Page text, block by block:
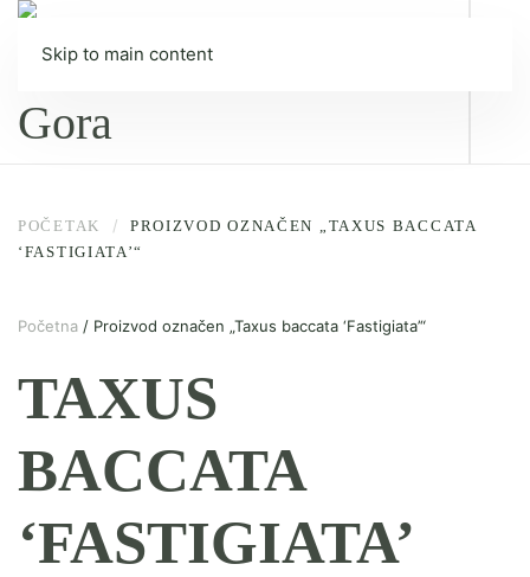
Skip to main content
POČETAK
PROIZVOD OZNAČEN „TAXUS BACCATA
‘FASTIGIATA’“
Početna / Proizvod označen „Taxus baccata ‘Fastigiata’“
TAXUS
BACCATA
‘FASTIGIATA’